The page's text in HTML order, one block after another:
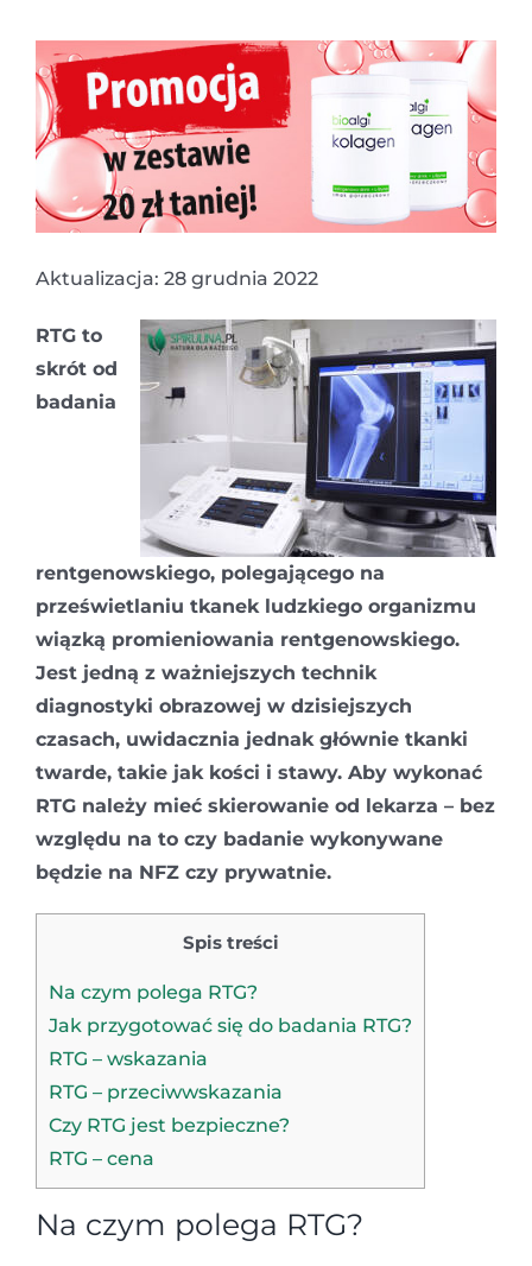
Aktualizacja: 28 grudnia 2022
RTG to
skrót od
badania
rentgenowskiego, polegającego na
prześwietlaniu tkanek ludzkiego organizmu
wiązką promieniowania rentgenowskiego.
Jest jedną z ważniejszych technik
diagnostyki obrazowej w dzisiejszych
czasach, uwidacznia jednak głównie tkanki
twarde, takie jak kości i stawy. Aby wykonać
RTG należy mieć skierowanie od lekarza – bez
względu na to czy badanie wykonywane
będzie na NFZ czy prywatnie.
Spis treści
Na czym polega RTG?
Jak przygotować się do badania RTG?
RTG – wskazania
RTG – przeciwwskazania
Czy RTG jest bezpieczne?
RTG – cena
Na czym polega RTG?